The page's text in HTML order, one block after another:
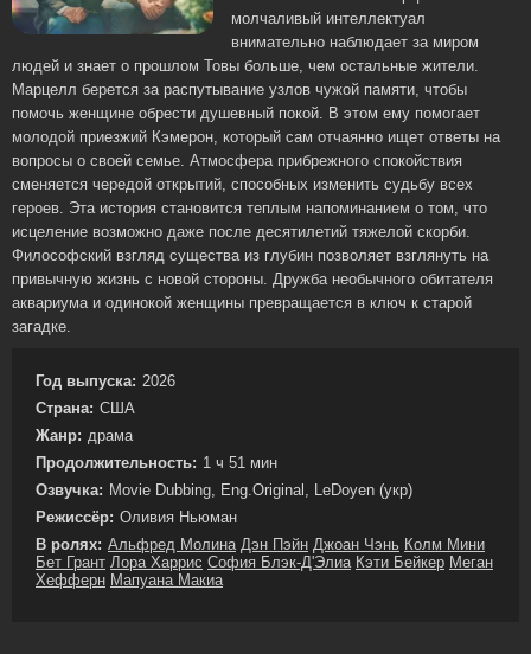
молчаливый интеллектуал
внимательно наблюдает за миром
людей и знает о прошлом Товы больше, чем остальные жители.
Марцелл берется за распутывание узлов чужой памяти, чтобы
помочь женщине обрести душевный покой. В этом ему помогает
молодой приезжий Кэмерон, который сам отчаянно ищет ответы на
вопросы о своей семье. Атмосфера прибрежного спокойствия
сменяется чередой открытий, способных изменить судьбу всех
героев. Эта история становится теплым напоминанием о том, что
исцеление возможно даже после десятилетий тяжелой скорби.
Философский взгляд существа из глубин позволяет взглянуть на
привычную жизнь с новой стороны. Дружба необычного обитателя
аквариума и одинокой женщины превращается в ключ к старой
загадке.
Год выпуска: 2026
Страна: США
Жанр: драма
Продолжительность: 1 ч 51 мин
Озвучка: Movie Dubbing, Eng.Original, LeDoyen (укр)
Режиссёр: Оливия Ньюман
В ролях: Альфред Молина Дэн Пэйн Джоан Чэнь Колм Мини
Бет Грант Лора Харрис София Блэк-Д'Элиа Кэти Бейкер Меган
Хефферн Мапуана Макиа